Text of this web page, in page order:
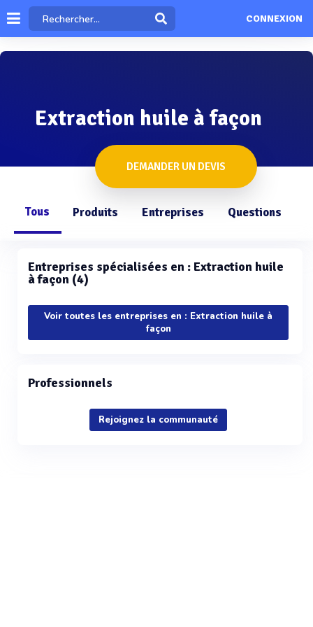
CONNEXION
Extraction huile à façon
DEMANDER UN DEVIS
Tous Produits Entreprises Questions
Entreprises spécialisées en : Extraction huile
à façon (4)
Voir toutes les entreprises en : Extraction huile à
façon
Professionnels
Rejoignez la communauté